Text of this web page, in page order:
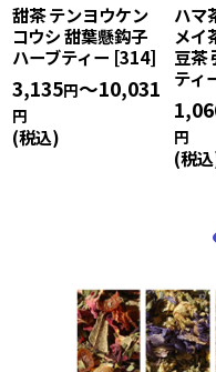
甜茶 テンヨウケン
コウシ 甜葉懸鈎子
ハーブティー [314]
3,135円～10,031
円
(税込)
ハマ
メイ
豆茶
ティ
円
(税